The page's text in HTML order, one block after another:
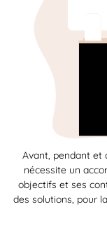
Avant, pendant et
nécessite un
objectifs et ses
des solutions, pour